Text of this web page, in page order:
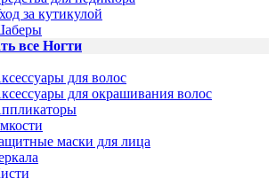
за кутикулой
все Ногти
для волос
для окрашивания волос
маски для лица